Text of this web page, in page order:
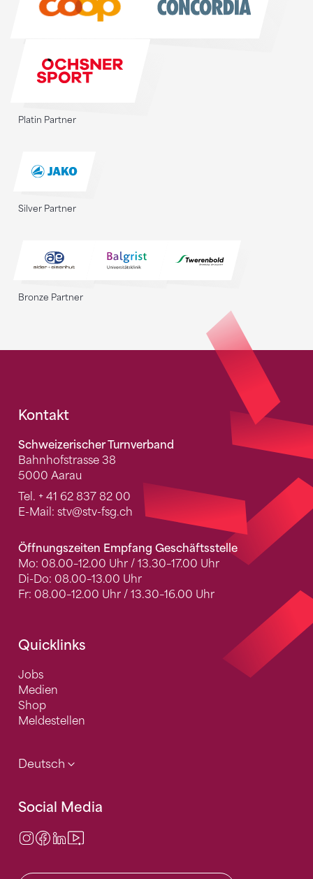
Platin Partner
Silver Partner
Bronze Partner
Fusszeile
Kontakt
Schweizerischer Turnverband
Bahnhofstrasse 38
5000 Aarau
Tel. + 41 62 837 82 00
E-Mail: stv@stv-fsg.ch
Öffnungszeiten Empfang Geschäftsstelle
Mo: 08.00–12.00 Uhr / 13.30–17.00 Uhr
Di-Do: 08.00–13.00 Uhr
Fr: 08.00–12.00 Uhr / 13.30–16.00 Uhr
Quicklinks
Jobs
Medien
Shop
Meldestellen
Deutsch
Social Media
Instagram
Facebook
LinkedIn